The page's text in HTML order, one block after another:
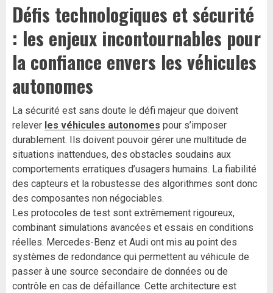
Défis technologiques et sécurité
: les enjeux incontournables pour
la confiance envers les véhicules
autonomes
La sécurité est sans doute le défi majeur que doivent
relever les véhicules autonomes pour s’imposer
durablement. Ils doivent pouvoir gérer une multitude de
situations inattendues, des obstacles soudains aux
comportements erratiques d’usagers humains. La fiabilité
des capteurs et la robustesse des algorithmes sont donc
des composantes non négociables.
Les protocoles de test sont extrêmement rigoureux,
combinant simulations avancées et essais en conditions
réelles. Mercedes-Benz et Audi ont mis au point des
systèmes de redondance qui permettent au véhicule de
passer à une source secondaire de données ou de
contrôle en cas de défaillance. Cette architecture est